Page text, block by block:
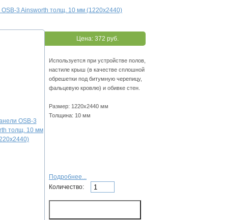
3 Ainsworth толщ. 10 мм (1220х2440)
Цена: 372 руб.
Используется при устройстве полов,
настиле крыш (в качестве сплошной
обрешетки под битумную черепицу,
фальцевую кровлю) и обивке стен.
Размер: 1220х2440 мм
Толщина: 10 мм
Подробнее...
Количество: